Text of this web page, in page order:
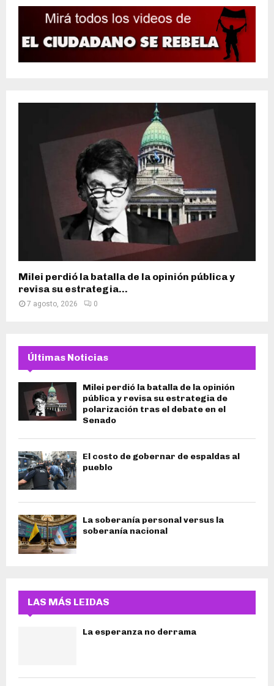
Milei perdió la batalla de la opinión pública y
revisa su estrategia...
7 agosto, 2026 0
Últimas Noticias
Milei perdió la batalla de la opinión
pública y revisa su estrategia de
polarización tras el debate en el
Senado
El costo de gobernar de espaldas al
pueblo
La soberanía personal versus la
soberanía nacional
LAS MÁS LEIDAS
La esperanza no derrama